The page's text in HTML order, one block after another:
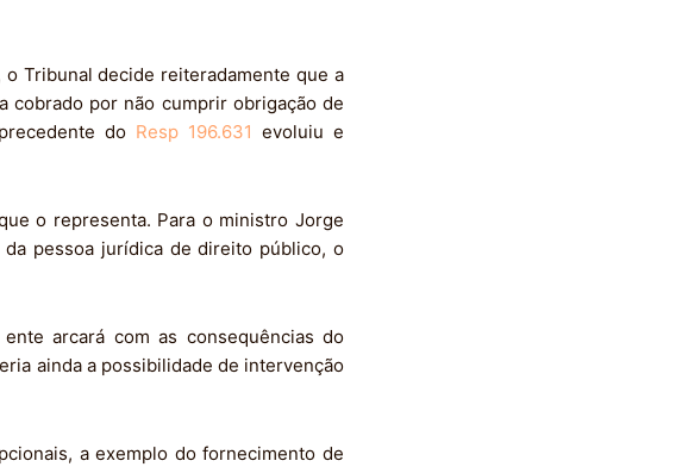
Tribunal decide reiteradamente que a
cobrado por não cumprir obrigação de
do Resp 196.631 evoluiu e
o representa. Para o ministro Jorge
pessoa jurídica de direito público, o
arcará com as consequências do
ainda a possibilidade de intervenção
a exemplo do fornecimento de